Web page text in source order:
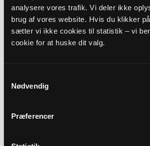
analysere vores trafik. Vi deler ikke
brug af vores website. Hvis du klikker på
sætter vi ikke cookies til statistik – vi
cookie for at huske dit valg.
Nødvendig
Præferencer
Revisor erklæring 2023
Myndighedskode: 7468
(CVR-nr. 67264312)
Budget 2022